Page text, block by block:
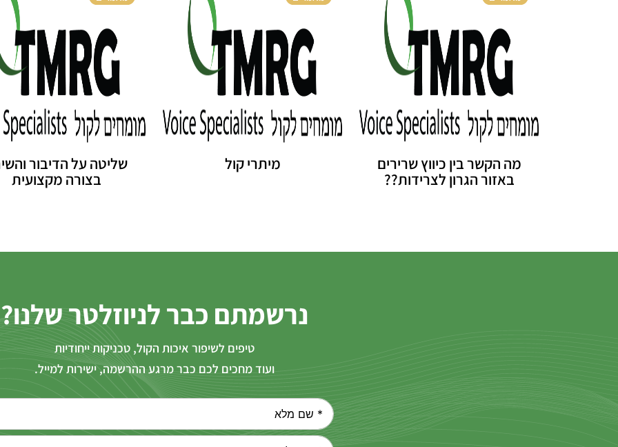
מה הקשר בין כיווץ שרירים
באזור הגרון לצרידות??
מיתרי קול
שליטה על הדיבור
בצורה מקצועית
נרשמתם כבר לניוזלטר שלנו?
טיפים לשיפור איכות הקול, טכניקות ייחודיות
ועוד מחכים לכם כבר מרגע ההרשמה, ישירות למייל.